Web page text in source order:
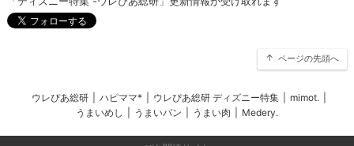
ページの先頭へ
ウレぴあ総研 ハピママ* ウレぴあ総研 ディズニー特集 mimot.
うまいめし
うまいパン うまい肉 Medery.